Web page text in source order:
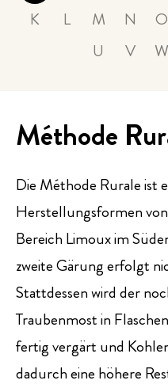
K
L M N O
U
V W
Méthode
Die Méthode Rurale ist
Herstellungsformen
Bereich Limoux im
zweite Gärung erfolgt
Stattdessen wird der
Traubenmost in
fertig vergärt und
dadurch eine höhere
EVENTS